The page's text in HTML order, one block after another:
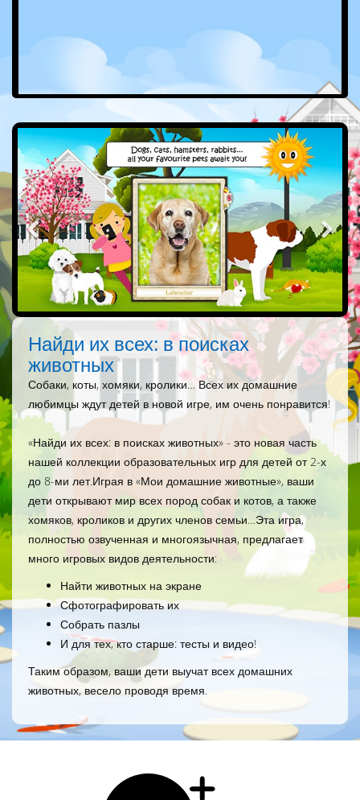
Найди их всех: в поисках
животных
Собаки, коты, хомяки, кролики… Всех их домашние
любимцы ждут детей в новой игре, им очень понравится!
«Найди их всех: в поисках животных» - это новая часть
нашей коллекции образовательных игр для детей от 2-х
до 8-ми лет.Играя в «Мои домашние животные», ваши
дети открывают мир всех пород собак и котов, а также
хомяков, кроликов и других членов семьи…Эта игра,
полностью озвученная и многоязычная, предлагает
много игровых видов деятельности:
Найти животных на экране
Сфотографировать их
Собрать пазлы
И для тех, кто старше: тесты и видео!
Таким образом, ваши дети выучат всех домашних
животных, весело проводя время.